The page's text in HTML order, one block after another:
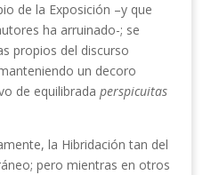
de la Exposición –y que
ha arruinado-; se
propios del discurso
un decoro
de equilibrada perspicuitas
la Hibridación tan del
pero mientras en otros